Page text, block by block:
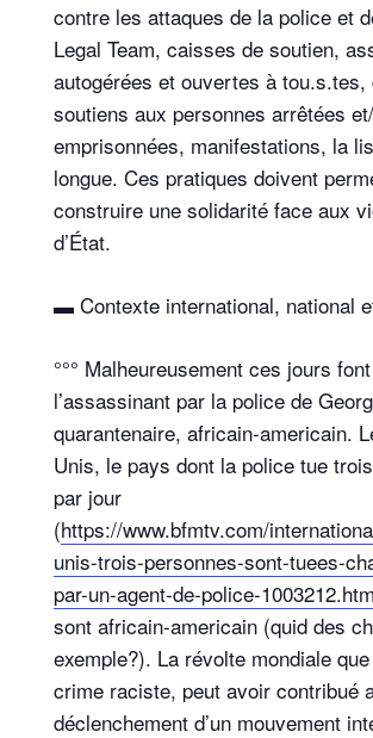
contre les attaques de la police et
Legal Team, caisses de soutien,
autogérées et ouvertes à tou.s.tes,
soutiens aux personnes arrêtées
emprisonnées, manifestations, la
longue. Ces pratiques doivent
construire une solidarité face aux
d’État.
▬ Contexte international, national
°°° Malheureusement ces jours
l’assassinant par la police de
quarantenaire, africain-americain.
Unis, le pays dont la police tue
par jour
(https://www.bfmtv.com/
unis-trois-personnes-sont-tuees-
par-un-agent-de-police-
sont africain-americain (quid des
exemple?). La révolte mondiale
crime raciste, peut avoir contribué
déclenchement d’un mouvement